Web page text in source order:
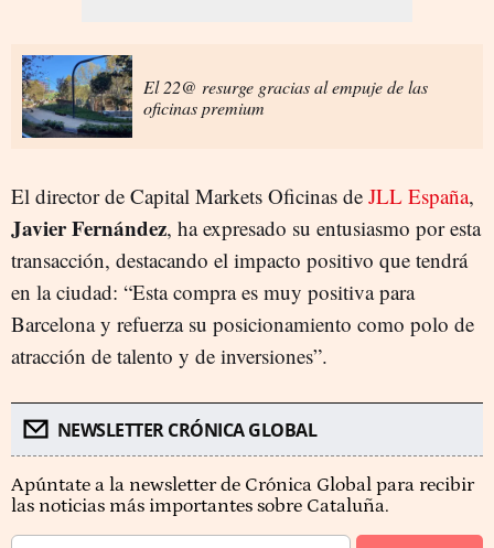
El 22@ resurge gracias al empuje de las
oficinas premium
El director de Capital Markets Oficinas de JLL España,
Javier Fernández, ha expresado su entusiasmo por esta
transacción, destacando el impacto positivo que tendrá
en la ciudad: “Esta compra es muy positiva para
Barcelona y refuerza su posicionamiento como polo de
atracción de talento y de inversiones”.
NEWSLETTER CRÓNICA GLOBAL
Apúntate a la newsletter de Crónica Global para recibir
las noticias más importantes sobre Cataluña.